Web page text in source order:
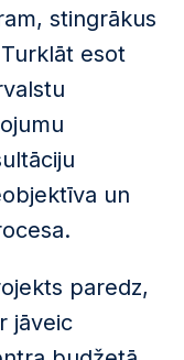
stingrākus
esot
un
paredz,
jāveic